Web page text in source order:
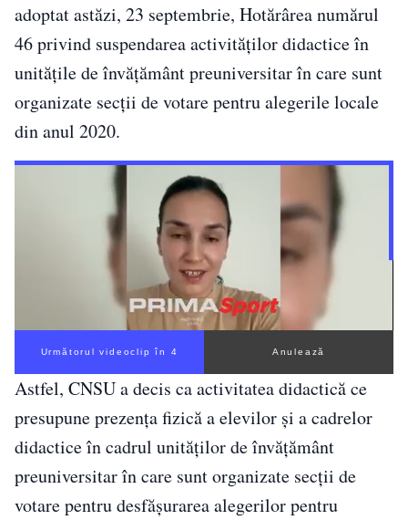
adoptat astăzi, 23 septembrie, Hotărârea numărul
46 privind suspendarea activităților didactice în
unitățile de învățământ preuniversitar în care sunt
organizate secții de votare pentru alegerile locale
din anul 2020.
Următorul videoclip în 3 Anulează
Astfel, CNSU a decis ca activitatea didactică ce
presupune prezența fizică a elevilor și a cadrelor
didactice în cadrul unităților de învățământ
preuniversitar în care sunt organizate secții de
votare pentru desfășurarea alegerilor pentru